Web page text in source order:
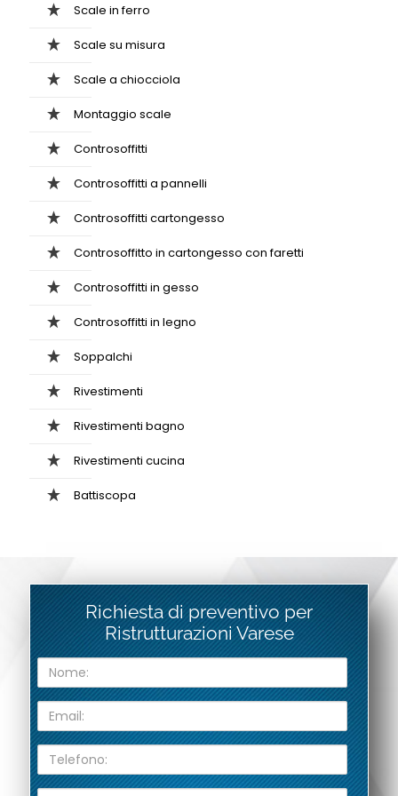
Scale in ferro
Scale su misura
Scale a chiocciola
Montaggio scale
Controsoffitti
Controsoffitti a pannelli
Controsoffitti cartongesso
Controsoffitto in cartongesso con faretti
Controsoffitti in gesso
Controsoffitti in legno
Soppalchi
Rivestimenti
Rivestimenti bagno
Rivestimenti cucina
Battiscopa
Richiesta di preventivo per
Ristrutturazioni Varese
m
:
a
l
l